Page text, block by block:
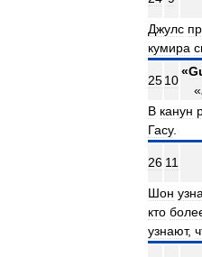
Джулс
кумира
2510
«
«
В канун
Гасу.
26 11
Шон
кто
узнают,